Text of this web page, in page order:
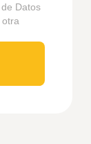
Datos